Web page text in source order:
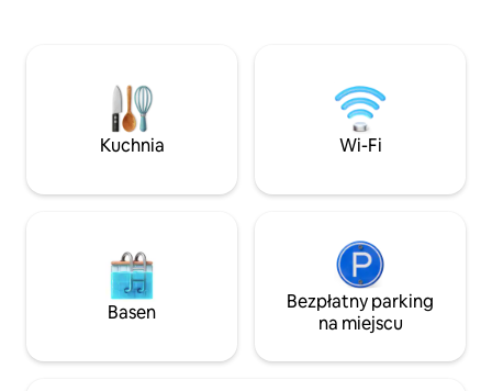
samodzielne zameldowanie. 5 minut od
centrum Sélestat, 20 minut od zamku
Haut-Kœnigsbourg, 15 minut od Colmar.
Idealne miejsce dla osób podróżujących
podróżujących służbowo.
park rozrywki na
odległości 35
udogodnienia w
apartamentu.
Kuchnia Wi-Fi
Basen
Bezpłatny parking
na miejscu